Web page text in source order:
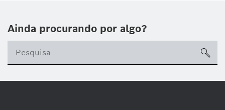
Ainda procurando por algo?